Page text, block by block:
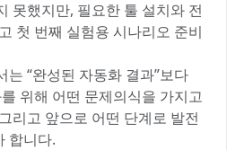
못했지만, 필요한 툴 설치와 전
첫 번째 실험용 시나리오 준비
“완성된 자동화 결과”보다
위해 어떤 문제의식을 가지고
리고 앞으로 어떤 단계로 발전
합니다.